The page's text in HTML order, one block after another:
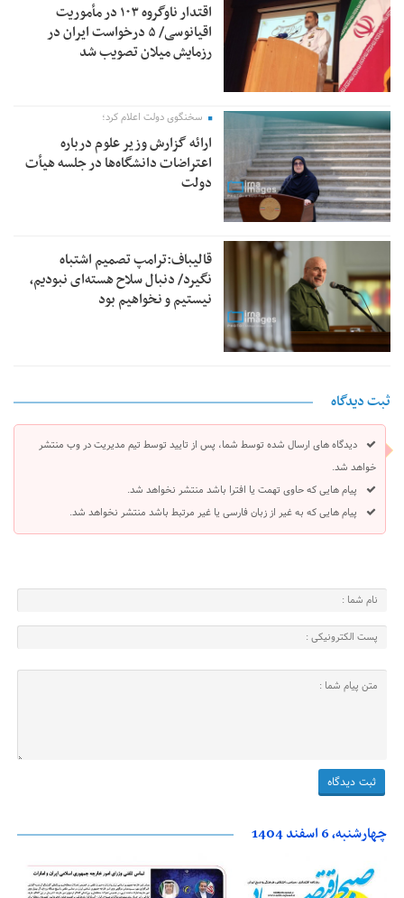
اقتدار ناوگروه ۱۰۳ در مأموریت‌
اقیانوسی/ ۵ درخواست ایران در
رزمایش میلان تصویب شد
سخنگوی دولت اعلام کرد؛
ارائه گزارش وزیر علوم درباره
اعتراضات دانشگاه‌ها در جلسه هیأت
دولت
قالیباف:ترامپ تصمیم اشتباه
نگیرد/ دنبال سلاح هسته‌ای نبودیم،
نیستیم و نخواهیم بود
ثبت دیدگاه
دیدگاه های ارسال شده توسط شما، پس از تایید توسط تیم مدیریت در وب منتشر
خواهد شد.
پیام هایی که حاوی تهمت یا افترا باشد منتشر نخواهد شد.
پیام هایی که به غیر از زبان فارسی یا غیر مرتبط باشد منتشر نخواهد شد.
چهارشنبه، 6 اسفند 1404